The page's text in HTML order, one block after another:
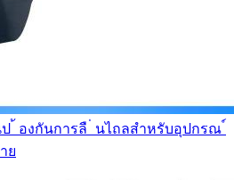
องกันการลื ่ นไถลสําหรับอุปกรณ
ย